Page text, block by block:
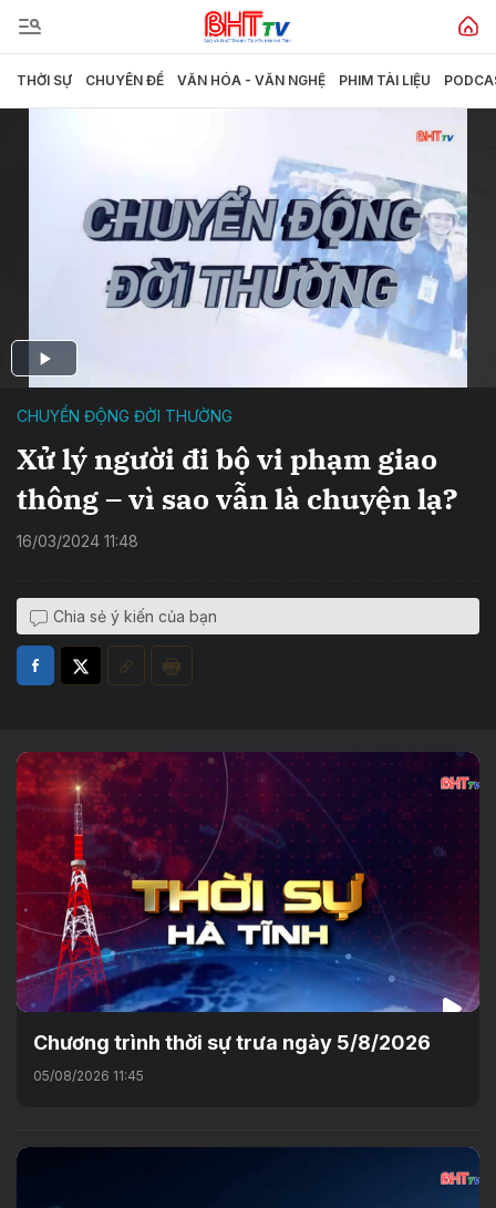
THỜI SỰ CHUYÊN ĐỀ VĂN HÓA - VĂN NGHỆ PHIM TÀI LIỆU
CHUYỂN ĐỘNG ĐỜI THƯỜNG
Xử lý người đi bộ vi phạm giao
thông – vì sao vẫn là chuyện lạ?
16/03/2024 11:48
Chia sẻ ý kiến của bạn
Chương trình thời sự trưa ngày 5/8/2026
05/08/2026 11:45